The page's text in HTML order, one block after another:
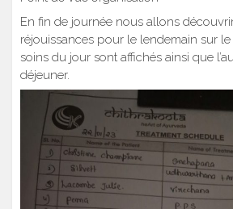
En fin de journée nous allons
réjouissances pour le lendemain sur
soins du jour sont affichés ainsi que
déjeuner.